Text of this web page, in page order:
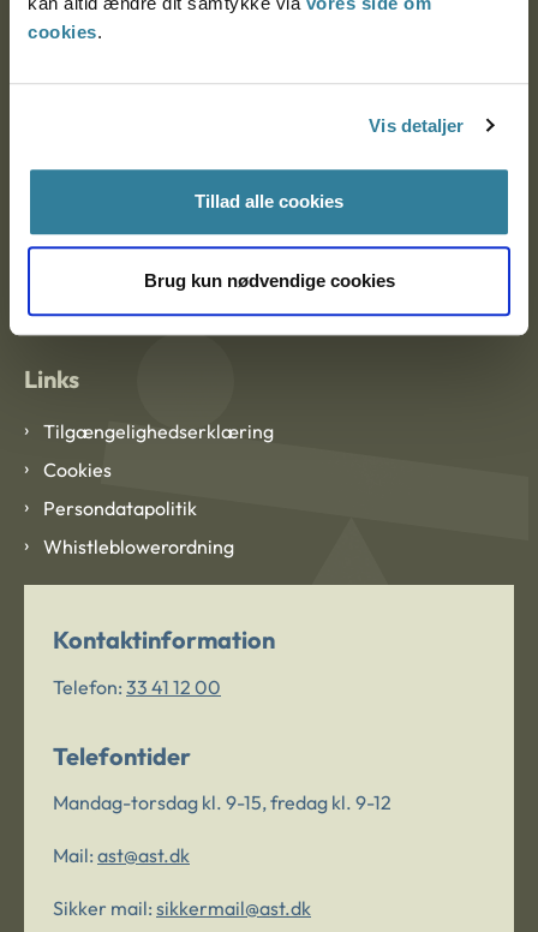
cookies.
Vis detaljer
Tillad alle cookies
Brug kun nødvendige cookies
EAN: 57 98 000 35 48 21
Om Ankestyrelsen
Links
Tilgængelighedserklæring
Cookies
Persondatapolitik
Whistleblowerordning
Kontaktinformation
Telefon: 33 41 12 00
Telefontider
Mandag-torsdag kl. 9-15, fredag kl. 9-12
Mail: ast@ast.dk
Sikker mail: sikkermail@ast.dk